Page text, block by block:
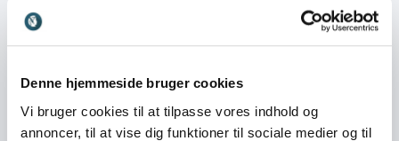
Denne hjemmeside bruger cookies
Vi bruger cookies til at tilpasse vores indhold og
annoncer, til at vise dig funktioner til sociale medier og til
Book Marie Holm Laursen til jeres
næste arrangement
Marie formår at fange sit publikum med en unik
kombination af sårbarhed, humor og inspiration.
Hendes foredrag er oplagt til konferencer, seminarer,